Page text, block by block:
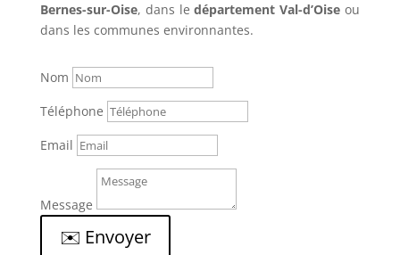
Bernes-sur-Oise, dans ledépartement Val-d’Oise ou
dans les communes environnantes.
Nom
Téléphone
Email
Message
✉️ Envoyer